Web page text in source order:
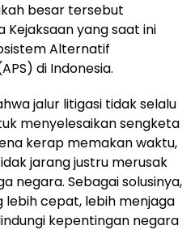
besar tersebut
Kejaksaan yang saat ini
Alternatif
di Indonesia.
jalur litigasi tidak selalu
menyelesaikan sengketa
kerap memakan waktu,
jarang justru merusak
negara. Sebagai solusinya,
cepat, lebih menjaga
kepentingan negara